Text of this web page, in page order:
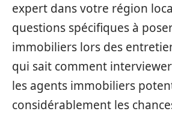
expert dans votre région
questions spécifiques à
immobiliers lors des
qui sait comment
les agents immobiliers
considérablement les